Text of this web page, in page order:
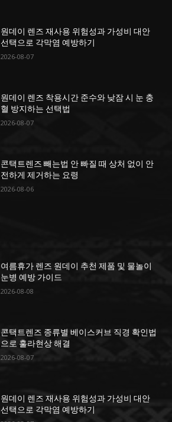
원데이 렌즈 재사용 위험성과 가성비 대안
선택으로 각막염 예방하기
2026-08-07
원데이 렌즈 착용시간 준수와 낮잠 시 눈 충
혈 방지하는 선택법
2026-08-07
콘택트렌즈 빼는법 안 빠질 때 상처 없이 안
전하게 제거하는 요령
2026-08-06
여름휴가 렌즈 원데이 추천 제품 및 물놀이
눈병 예방 가이드
2026-08-08
콘택트렌즈 종류별 베이스커브 직경 확인법
으로 훌라현상 해결
2026-08-07
원데이 렌즈 재사용 위험성과 가성비 대안
선택으로 각막염 예방하기